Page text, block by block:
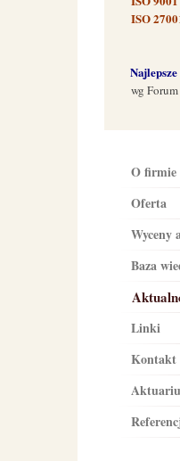
ISO
wg Forum
O firmie
Oferta
Wyceny
Baza
Linki
Kontakt